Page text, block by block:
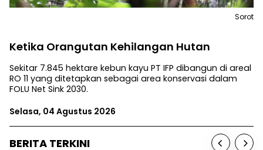
Ketika Orangutan Kehilangan Hutan
Sekitar 7.845 hektare kebun kayu PT IFP dibangun di areal
RO 11 yang ditetapkan sebagai area konservasi dalam
FOLU Net Sink 2030.
Selasa, 04 Agustus 2026
Sorot
BERITA TERKINI